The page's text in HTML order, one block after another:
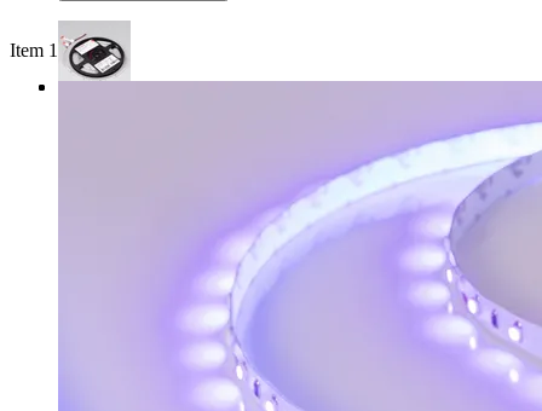
Item 1 of 3